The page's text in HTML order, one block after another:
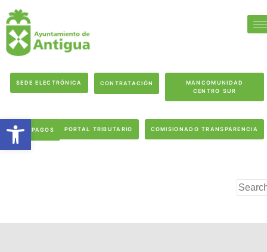
SEDE ELECTRÓNICA CONTRATACIÓN
MANCOMUNIDAD
CENTRO SUR
PAGOS PORTAL TRIBUTARIO COMISIONADO TRANSPARENCIA
Abrir barra de herramientas